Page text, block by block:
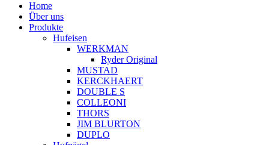
Home
Über uns
Produkte
Hufeisen
WERKMAN
Ryder Original
MUSTAD
KERCKHAERT
DOUBLE S
COLLEONI
THORS
JIM BLURTON
DUPLO